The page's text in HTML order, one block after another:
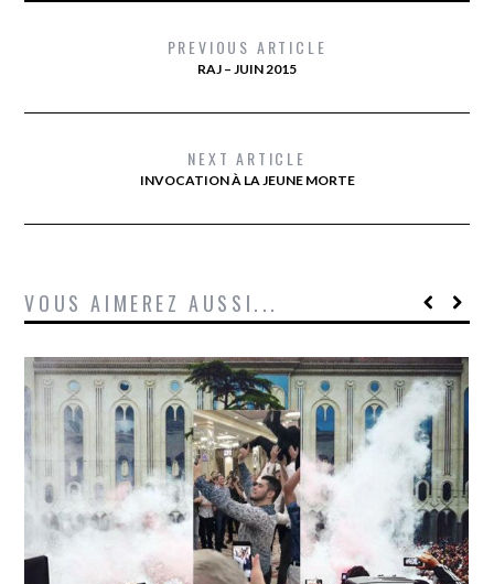
PREVIOUS ARTICLE
RAJ – JUIN 2015
NEXT ARTICLE
INVOCATION À LA JEUNE MORTE
VOUS AIMEREZ AUSSI...